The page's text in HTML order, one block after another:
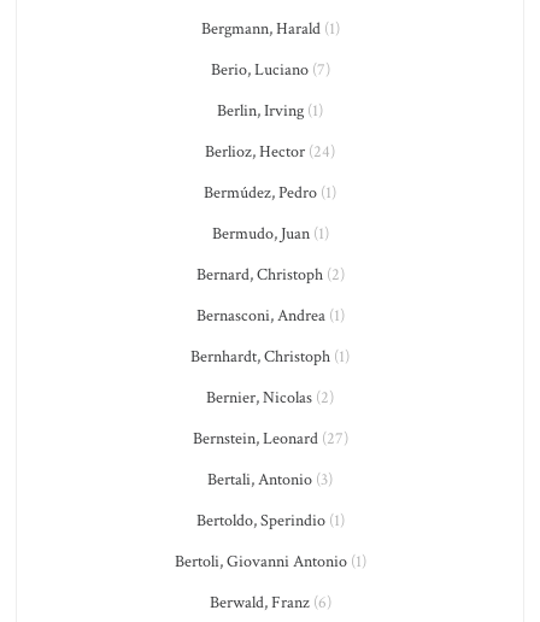
Bergmann, Harald(1)
Berio, Luciano(7)
Berlin, Irving (1)
Berlioz, Hector (24)
Bermúdez, Pedro (1)
Bermudo, Juan(1)
Bernard, Christoph(2)
Bernasconi, Andrea(1)
Bernhardt, Christoph (1)
Bernier, Nicolas (2)
Bernstein, Leonard(27)
Bertali, Antonio (3)
Bertoldo, Sperindio(1)
Bertoli, Giovanni Antonio(1)
Berwald, Franz(6)